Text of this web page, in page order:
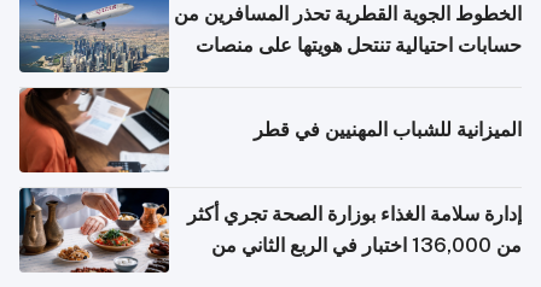
الخطوط الجوية القطرية تحذر المسافرين من
حسابات احتيالية تنتحل هويتها على منصات
الميزانية للشباب المهنيين في قطر
إدارة سلامة الغذاء بوزارة الصحة تجري أكثر
من 136,000 اختبار في الربع الثاني من